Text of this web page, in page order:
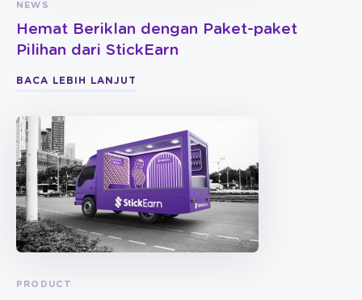
NEWS
Hemat Beriklan dengan Paket-paket
Pilihan dari StickEarn
BACA LEBIH LANJUT
PRODUCT